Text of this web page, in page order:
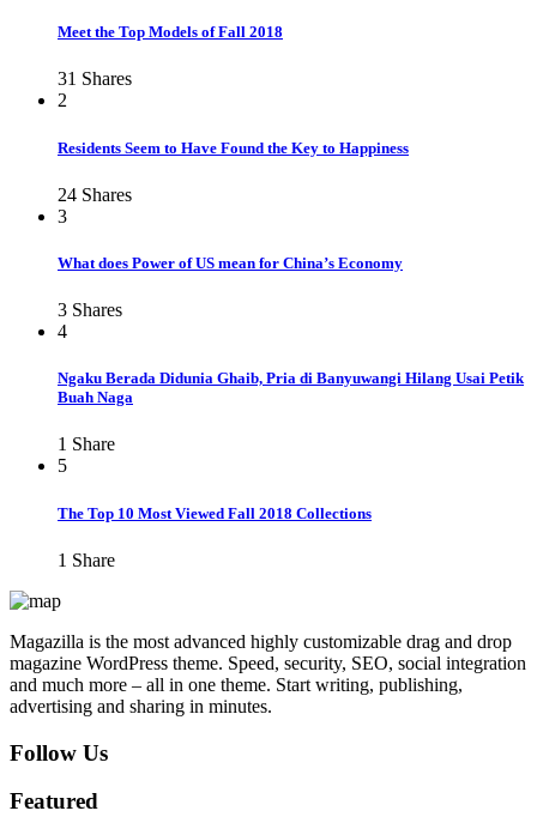
Meet the Top Models of Fall 2018
31 Shares
2
Residents Seem to Have Found the Key to Happiness
24 Shares
3
What does Power of US mean for China’s Economy
3 Shares
4
Ngaku Berada Didunia Ghaib, Pria di Banyuwangi Hilang Usai Petik
Buah Naga
1 Share
5
The Top 10 Most Viewed Fall 2018 Collections
1 Share
Magazilla is the most advanced highly customizable drag and drop
magazine WordPress theme. Speed, security, SEO, social integration
and much more – all in one theme. Start writing, publishing,
advertising and sharing in minutes.
Follow Us
Featured